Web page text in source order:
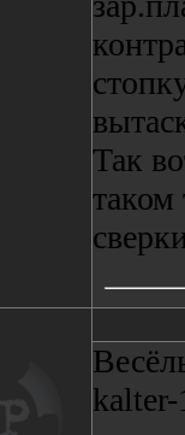
Так
таком